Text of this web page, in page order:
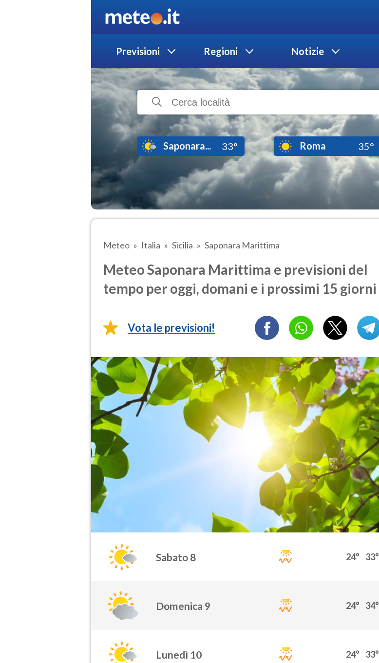
Previsioni Regioni Notizie
Saponara... 33° Roma 35°
Meteo Italia Sicilia Saponara Marittima
Meteo Saponara Marittima e previsioni del
tempo per oggi, domani e i prossimi 15 giorni
Vota le previsioni!
Sabato 8 24° 33°
Domenica 9 24° 34°
Lunedì 10 24° 33°